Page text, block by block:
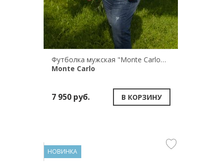
Футболка мужская "Monte Carlo" 181/64272
Monte Carlo
7 950 руб. В КОРЗИНУ
НОВИНКА